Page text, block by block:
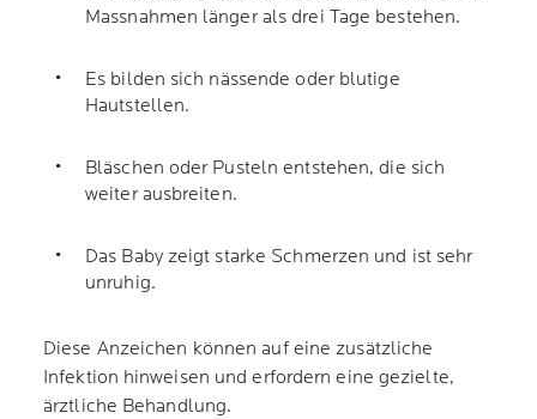
Massnahmen länger als drei Tage bestehen.
Es bilden sich nässende oder blutige
Hautstellen.
Bläschen oder Pusteln entstehen, die sich
weiter ausbreiten.
Das Baby zeigt starke Schmerzen und ist sehr
unruhig.
Diese Anzeichen können auf eine zusätzliche
Infektion hinweisen und erfordern eine gezielte,
ärztliche Behandlung.